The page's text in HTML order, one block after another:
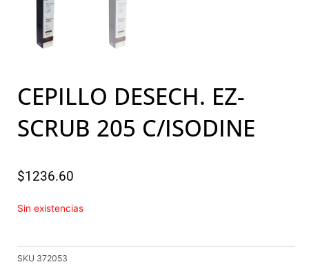
CEPILLO DESECH. EZ-
SCRUB 205 C/ISODINE
$1236.60
Sin existencias
SKU 372053